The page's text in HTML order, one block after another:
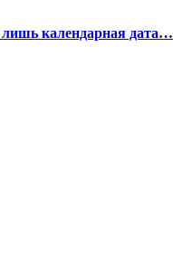
лишь календарная дата…